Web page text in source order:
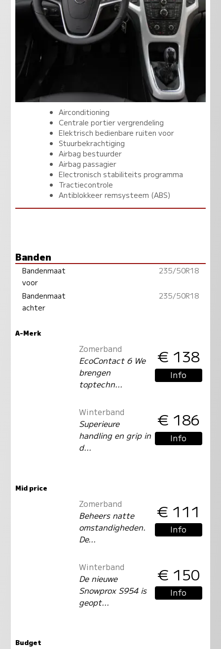
Airconditioning
Centrale portier vergrendeling
Elektrisch bedienbare ruiten voor
Stuurbekrachtiging
Airbag bestuurder
Airbag passagier
Electronisch stabiliteits programma
Tractiecontrole
Antiblokkeer remsysteem (ABS)
Banden
Bandenmaat
voor
235/50R18
Bandenmaat
achter
235/50R18
A-Merk
Zomerband
EcoContact 6 We
brengen
toptechn...
€ 138
Info
Winterband
Superieure
handling en grip in
d...
€ 186
Info
Mid price
Zomerband
Beheers natte
omstandigheden.
De...
€ 111
Info
Winterband
De nieuwe
Snowprox S954 is
geopt...
€ 150
Info
Budget